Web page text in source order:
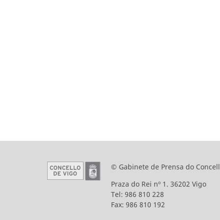
© Gabinete de Prensa do
Praza do Rei nº 1. 36202 Vigo
Tel: 986 810 228
Fax: 986 810 192